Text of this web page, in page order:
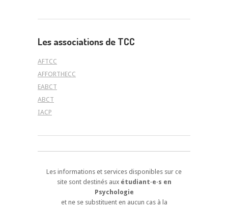
Les associations de TCC
AFTCC
AFFORTHECC
EABCT
ABCT
IACP
Les informations et services disponibles sur ce
site sont destinés aux étudiant·e·s en
Psychologie
et ne se substituent en aucun cas à la